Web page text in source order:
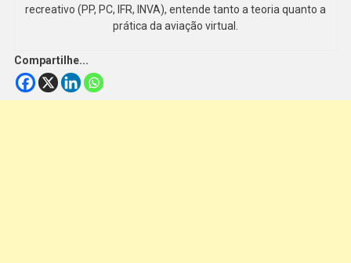
recreativo (PP, PC, IFR, INVA), entende tanto a teoria quanto a
prática da aviação virtual.
Compartilhe...